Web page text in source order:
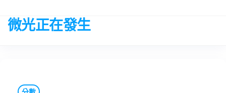
微光正在發生